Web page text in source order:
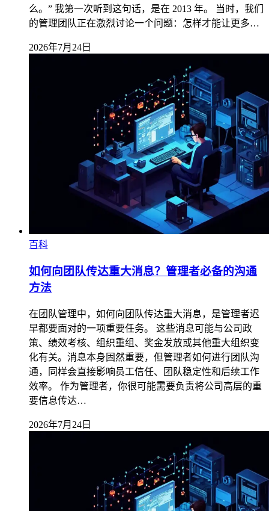
么。” 我第一次听到这句话，是在 2013 年。 当时，我们
的管理团队正在激烈讨论一个问题：怎样才能让更多…
2026年7月24日
百科
如何向团队传达重大消息？管理者必备的沟通
方法
在团队管理中，如何向团队传达重大消息，是管理者迟
早都要面对的一项重要任务。 这些消息可能与公司政
策、绩效考核、组织重组、奖金发放或其他重大组织变
化有关。消息本身固然重要，但管理者如何进行团队沟
通，同样会直接影响员工信任、团队稳定性和后续工作
效率。 作为管理者，你很可能需要负责将公司高层的重
要信息传达…
2026年7月24日